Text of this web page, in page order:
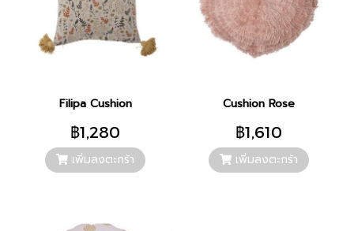
Filipa Cushion
฿1,280
เพิ่มลงตะกร้า
Cushion Rose
฿1,610
เพิ่มลงตะกร้า